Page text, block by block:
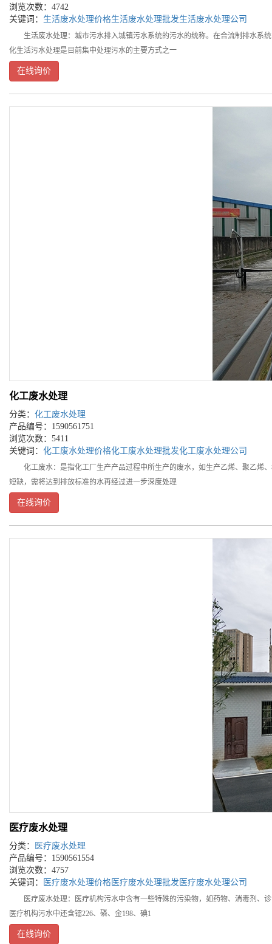
浏览次数：4742
关键词： 生活废水处理价格生活废水处理批发生活废水处理公司
生活废水处理：城市污水排入城镇污水系统的污水的统称。在合流制排水系
化生活污水处理是目前集中处理污水的主要方式之一
在线询价
化工废水处理
分类： 化工废水处理
产品编号：1590561751
浏览次数：5411
关键词： 化工废水处理价格化工废水处理批发化工废水处理公司
化工废水：是指化工厂生产产品过程中所生产的废水，如生产乙烯、聚乙烯
短缺，需将达到排放标准的水再经过进一步深度处理
在线询价
医疗废水处理
分类：
医疗废水处理
产品编号：1590561554
浏览次数：4757
关键词：
医疗废水处理价格 医疗废水处理批发 医疗废水处理公司
医疗废水处理：医疗机构污水中含有一些特殊的污染物，如药物、消毒剂、
医疗机构污水中还含镭226、磷、金198、碘1
在线询价